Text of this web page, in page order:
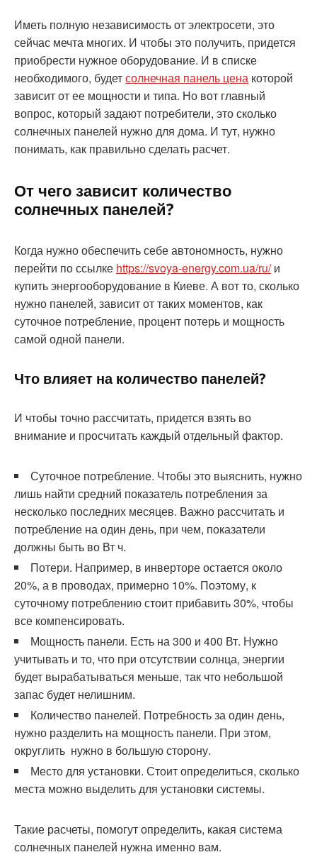
Иметь полную независимость от электросети, это
сейчас мечта многих. И чтобы это получить, придется
приобрести нужное оборудование. И в списке
необходимого, будетсолнечная панель цена которой
зависит от ее мощности и типа. Но вот главный
вопрос, который задают потребители, это сколько
солнечных панелей нужно для дома. И тут, нужно
понимать, как правильно сделать расчет.
От чего зависит количество
солнечных панелей?
Когда нужно обеспечить себе автономность, нужно
перейти по ссылке https://svoya-energy.com.ua/ru/и
купить энергооборудование в Киеве. А вот то, сколько
нужно панелей, зависит от таких моментов, как
суточное потребление, процент потерь и мощность
самой одной панели.
Что влияет на количество панелей?
И чтобы точно рассчитать, придется взять во
внимание и просчитать каждый отдельный фактор.
Суточное потребление. Чтобы это выяснить, нужно
лишь найти средний показатель потребления за
несколько последних месяцев. Важно рассчитать и
потребление на один день, при чем, показатели
должны быть во Вт ч.
Потери. Например, в инверторе остается около
20%, а в проводах, примерно 10%. Поэтому, к
суточному потреблению стоит прибавить 30%, чтобы
все компенсировать.
Мощность панели. Есть на 300 и 400 Вт. Нужно
учитывать и то, что при отсутствии солнца, энергии
будет вырабатываться меньше, так что небольшой
запас будет нелишним.
Количество панелей. Потребность за один день,
нужно разделить на мощность панели. При этом,
округлить нужно в большую сторону.
Место для установки. Стоит определиться, сколько
места можно выделить для установки системы.
Такие расчеты, помогут определить, какая система
солнечных панелей нужна именно вам.